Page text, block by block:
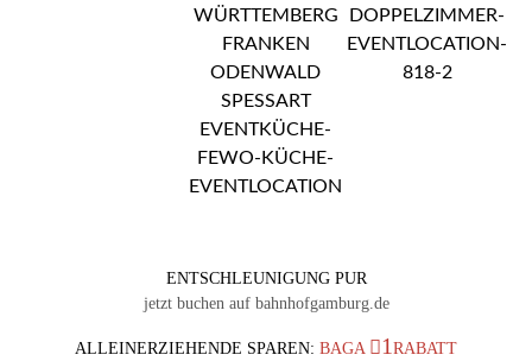
ENTSCHLEUNIGUNG PUR
jetzt buchen auf bahnhofgamburg.de
ALLEINERZIEHENDE SPAREN: BAGA 1RABATT